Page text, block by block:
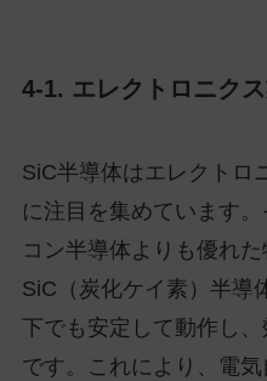
4-1. エレクトロニク
SiC半導体はエレクトロ
に注目を集めています
コン半導体よりも優れた
SiC（炭化ケイ素）半導
下でも安定して動作し
です。これにより、電